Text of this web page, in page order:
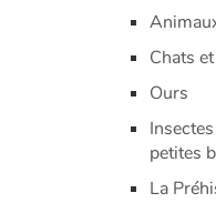
Coups de coeur
Chats
Ours
petites
La